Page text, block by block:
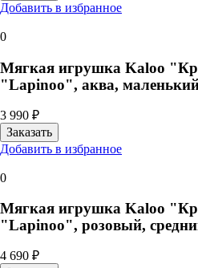
Добавить в избранное
0
Мягкая игрушка Kaloo
"Lapinoo", аква,
3 990 ₽
Добавить в избранное
0
Мягкая игрушка Kaloo
"Lapinoo", розовый,
4 690 ₽